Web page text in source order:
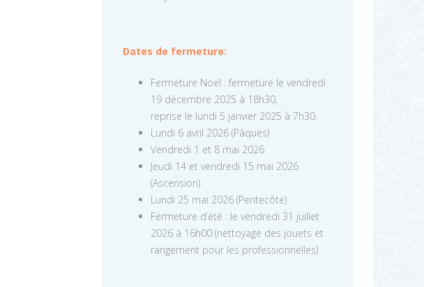
Dates de fermeture:
Fermeture Noël : fermeture le vendredi
19 décembre 2025 à 18h30,
reprise le lundi 5 janvier 2025 à 7h30.
Lundi 6 avril 2026 (Pâques)
Vendredi 1 et 8 mai 2026
Jeudi 14 et vendredi 15 mai 2026
(Ascension)
Lundi 25 mai 2026 (Pentecôte)
Fermeture d’été : le vendredi 31 juillet
2026 à 16h00 (nettoyage des jouets et
rangement pour les professionnelles)